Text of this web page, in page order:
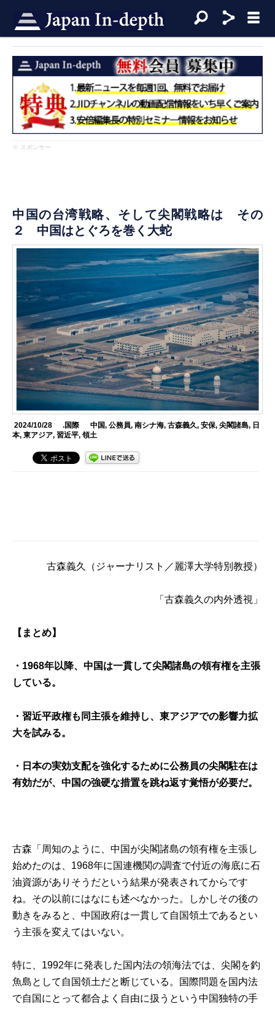
※ スポンサー
中国の台湾戦略、そして尖閣戦略は その
２ 中国はとぐろを巻く大蛇
2024/10/28 .国際 中国, 公務員, 南シナ海, 古森義久, 安保, 尖閣諸島, 日
本,東アジア,習近平,領土
古森義久 （ジャーナリスト／麗澤大学特別教授）
「古森義久の内外透視」
【まとめ】
・1968年以降、中国は一貫して尖閣諸島の領有権を主張
している。
・習近平政権も同主張を維持し、東アジアでの影響力拡
大を試みる。
・日本の実効支配を強化するために公務員の尖閣駐在は
有効だが、中国の強硬な措置を跳ね返す覚悟が必要だ。
古森「周知のように、中国が尖閣諸島の領有権を主張し
始めたのは、1968年に国連機関の調査で付近の海底に石
油資源がありそうだという結果が発表されてからです
ね。その以前にはなにも述べなかった。しかしその後の
動きをみると、中国政府は一貫して自国領土であるとい
う主張を変えてはいない。
特に、1992年に発表した国内法の領海法では、尖閣を釣
魚島として自国領土だと断じている。国際問題を国内法
で自国にとって都合よく自由に扱うという中国独特の手